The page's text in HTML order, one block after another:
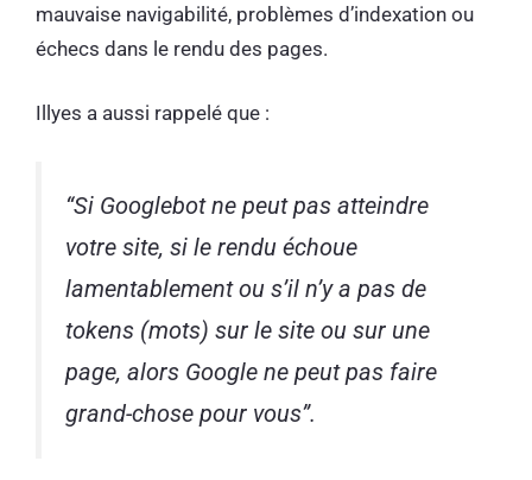
mauvaise navigabilité, problèmes d’indexation ou
échecs dans le rendu des pages.
Illyes a aussi rappelé que :
“Si Googlebot ne peut pas atteindre
votre site, si le rendu échoue
lamentablement ou s’il n’y a pas de
tokens (mots) sur le site ou sur une
page, alors Google ne peut pas faire
grand-chose pour vous”.